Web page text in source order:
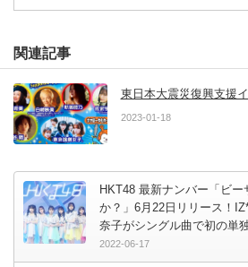
関連記事
東日本大震災復興支援
2023-01-18
HKT48 最新ナンバー「ビ
か？」6月22日リリース！
奈子がシングル曲で初の単
2022-06-17